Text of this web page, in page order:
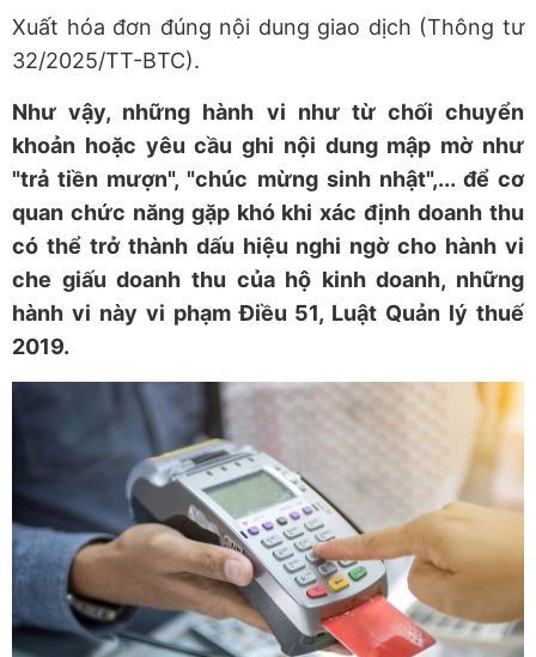
Xuất hóa đơn đúng nội dung giao dịch (Thông tư
32/2025/TT-BTC).
Như vậy, những hành vi như từ chối chuyển
khoản hoặc yêu cầu ghi nội dung mập mờ như
"trả tiền mượn", "chúc mừng sinh nhật",... để cơ
quan chức năng gặp khó khi xác định doanh thu
có thể trở thành dấu hiệu nghi ngờ cho hành vi
che giấu doanh thu của hộ kinh doanh, những
hành vi này vi phạm Điều 51, Luật Quản lý thuế
2019.